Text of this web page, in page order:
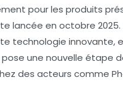
pour les produits
lancée en octobre 2025.
technologie innovante,
pose une nouvelle étape
des acteurs comme